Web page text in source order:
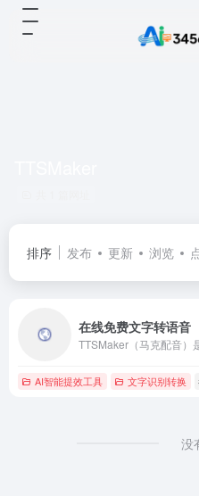
排序 发布 更新 浏览
在线免费文字转语音
AI智能提效工具 文字识别转换
没